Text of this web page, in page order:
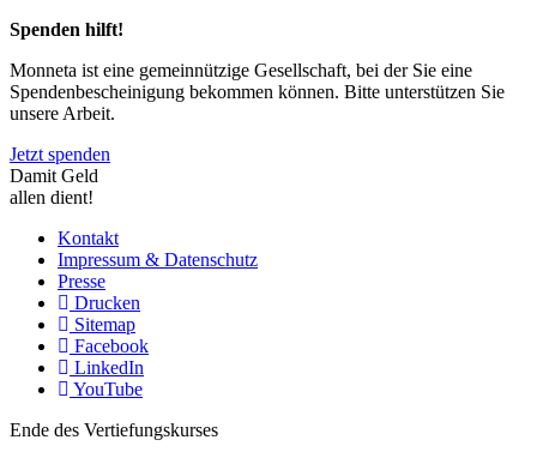
Spenden hilft!
Monneta ist eine gemeinnützige Gesellschaft, bei der Sie eine
Spendenbescheinigung bekommen können. Bitte unterstützen Sie
unsere Arbeit.
Jetzt spenden
Damit Geld
allen dient!
Kontakt
Impressum & Datenschutz
Presse
Drucken
Sitemap
Facebook
LinkedIn
YouTube
Ende des Vertiefungskurses